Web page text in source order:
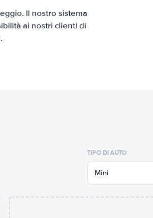
Il nostro sistema
ai nostri clienti di
TIPO DI AUTO
Mini